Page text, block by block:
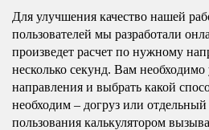
Для улучшения качество нашей
пользователей мы разработали
произведет расчет по нужному
несколько секунд. Вам
направления и выбрать какой
необходим – догруз или
пользования калькулятором